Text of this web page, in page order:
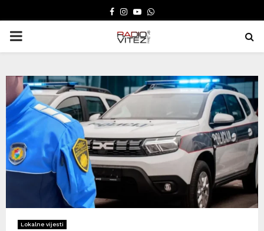
FACEBOOK
INSTAGRAM
YOUTUBE
WHATSAPP
PRIMARY
Lokalne vijesti